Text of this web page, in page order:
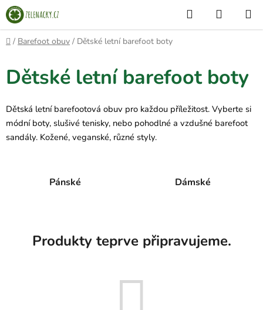
Přejít
na
obsah
Hledat
KOŠÍK
Domů
/ Barefoot obuv / Dětské letní barefoot boty
Dětské letní barefoot boty
Dětská letní barefootová obuv pro každou příležitost. Vyberte si
módní boty, slušivé tenisky, nebo pohodlné a vzdušné barefoot
sandály. Kožené, veganské, různé styly.
Pánské Dámské
Produkty teprve připravujeme.